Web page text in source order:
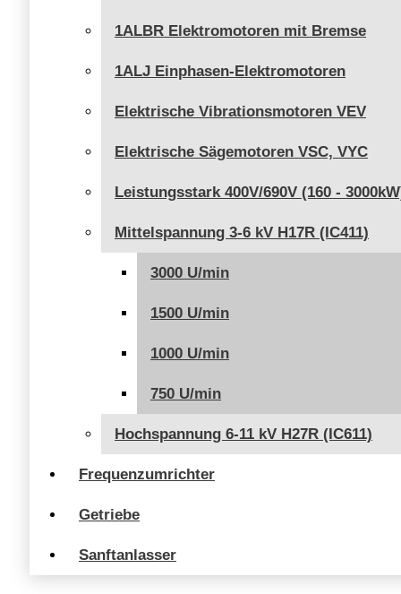
1ALBR Elektromotoren mit Bremse
1ALJ Einphasen-Elektromotoren
Elektrische Vibrationsmotoren VEV
Elektrische Sägemotoren VSC, VYC
Leistungsstark 400V/690V (160 -
Mittelspannung 3-6 kV H17R (IC411)
3000 U/min
1500 U/min
1000 U/min
750 U/min
Hochspannung 6-11 kV H27R (IC611)
Frequenzumrichter
Getriebe
Sanftanlasser